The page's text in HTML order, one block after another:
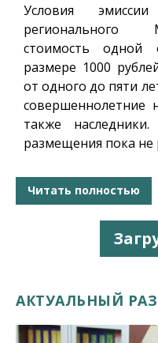
Условия
регионального
стоимость одной
размере 1000
от одного до пяти
совершеннолетние
также
размещения пока не
Читать полностью
АКТУАЛЬНЫЙ